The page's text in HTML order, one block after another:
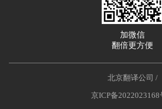
加微信
翻倍更方便
北京翻译公司 /
京ICP备2022023168